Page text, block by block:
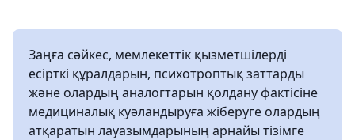
Заңға сәйкес, мемлекеттік қызметшілерді
есірткі құралдарын, психотроптық заттарды
және олардың аналогтарын қолдану фактісіне
медициналық куәландыруға жіберуге олардың
атқаратын лауазымдарының арнайы тізімге